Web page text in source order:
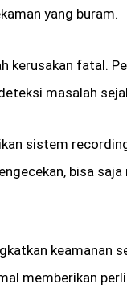
yang buram.
kerusakan fatal.
masalah
sistem
bisa
keamanan
memberikan